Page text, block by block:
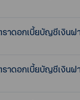
ราดอกเบี้ยบัญชีเงินฝ
ราดอกเบี้ยบัญชีเงินฝ